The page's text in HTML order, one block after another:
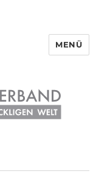
MENÜ